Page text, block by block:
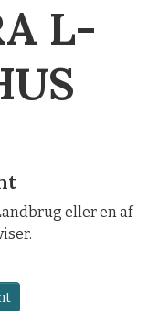
L-
eller en af